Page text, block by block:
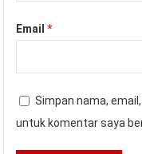
Email*
Simpan nama,
untuk komentar saya